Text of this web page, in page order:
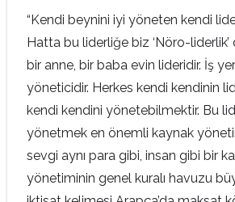
“Kendi beynini iyi yöneten kendi
Hatta bu liderliğe biz ‘Nöro-
bir anne, bir baba evin lideridir. İş
yöneticidir. Herkes kendi kendinin
kendi kendini yönetebilmektir. Bu
yönetmek en önemli kaynak
sevgi aynı para gibi, insan gibi bir
yönetiminin genel kuralı havuzu